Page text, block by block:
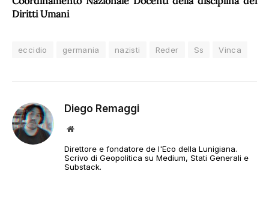
Diritti Umani
eccidio germania nazisti Reder Ss Vinca
Diego Remaggi
Sito
Direttore e fondatore de l'Eco della Lunigiana.
Scrivo di Geopolitica su Medium, Stati Generali e
Substack.